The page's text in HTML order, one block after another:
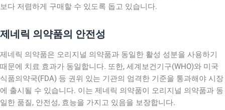
보다 저렴하게 구매할 수 있도록 돕고 있습니다.
제네릭 의약품의 안전성
제네릭 의약품은 오리지널 의약품과 동일한 활성 성분을 사용하기
때문에 치료 효과가 동일합니다. 또한, 세계보건기구(WHO)와 미국
식품의약국(FDA) 등 권위 있는 기관의 엄격한 기준을 통과해야 시장
에 출시될 수 있습니다. 이는 제네릭 의약품이 오리지널 의약품과 동
일한 품질, 안전성, 효능을 가지고 있음을 보장합니다.